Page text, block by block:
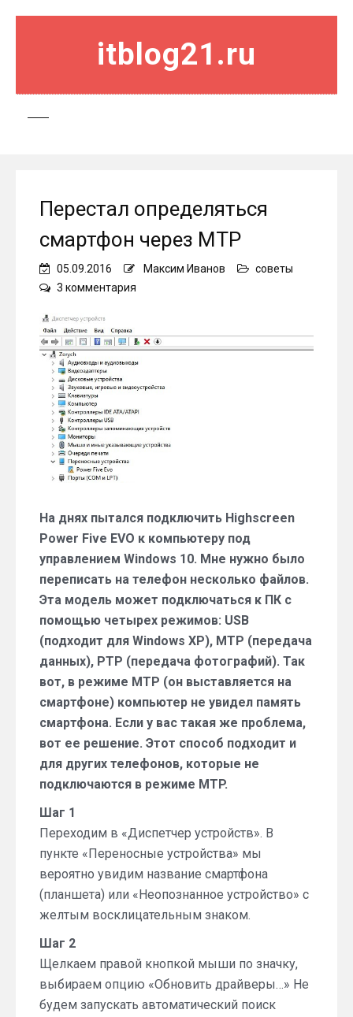
itblog21.ru
Перестал определяться
смартфон через MTP
05.09.2016 Максим Иванов
советы
3 комментария
определяться
смартфон
через
MTP
На днях пытался подключить Highscreen
Power Five EVO к компьютеру под
управлением Windows 10. Мне нужно было
переписать на телефон несколько файлов.
Эта модель может подключаться к ПК с
помощью четырех режимов: USB
(подходит для Windows XP), MTP (передача
данных), PTP (передача фотографий). Так
вот, в режиме MTP (он выставляется на
смартфоне) компьютер не увидел память
смартфона. Если у вас такая же проблема,
вот ее решение. Этот способ подходит и
для других телефонов, которые не
подключаются в режиме MTP.
Шаг 1
Переходим в «Диспетчер устройств». В
пункте «Переносные устройства» мы
вероятно увидим название смартфона
(планшета) или «Неопознанное устройство» с
желтым восклицательным знаком.
Шаг 2
Щелкаем правой кнопкой мыши по значку,
выбираем опцию «Обновить драйверы…» Не
будем запускать автоматический поиск